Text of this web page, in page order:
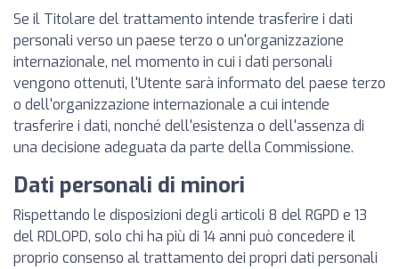
Se il Titolare del trattamento intende trasferire i dati
personali verso un paese terzo o un'organizzazione
internazionale, nel momento in cui i dati personali
vengono ottenuti, l'Utente sarà informato del paese terzo
o dell'organizzazione internazionale a cui intende
trasferire i dati, nonché dell'esistenza o dell'assenza di
una decisione adeguata da parte della Commissione.
Dati personali di minori
Rispettando le disposizioni degli articoli 8 del RGPD e 13
del RDLOPD, solo chi ha più di 14 anni può concedere il
proprio consenso al trattamento dei propri dati personali